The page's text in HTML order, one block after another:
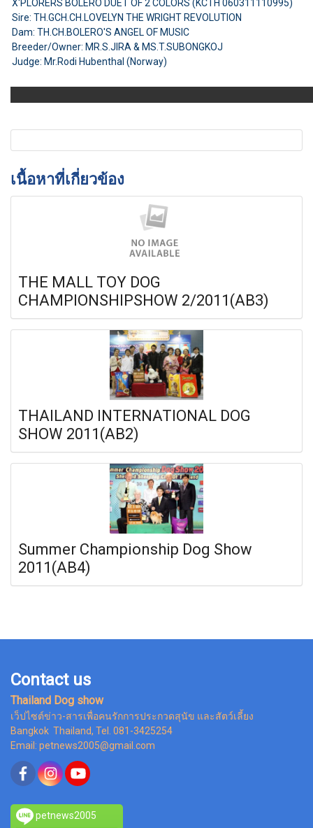
X'PLORERS BOLERO DUET OF 2 COLORS (KCTH 060311110995)
Sire: TH.GCH.CH.LOVELYN THE WRIGHT REVOLUTION
Dam: TH.CH.BOLERO'S ANGEL OF MUSIC
Breeder/Owner: MR.S.JIRA & MS.T.SUBONGKOJ
Judge: Mr.Rodi Hubenthal (Norway)
เนื้อหาที่เกี่ยวข้อง
THE MALL TOY DOG
CHAMPIONSHIPSHOW 2/2011(AB3)
THAILAND INTERNATIONAL DOG
SHOW 2011(AB2)
Summer Championship Dog Show
2011(AB4)
Contact us
Thailand Dog show
เว็ปไซต์ข่าว-สารเพื่อคนรักการประกวดสุนัข และสัตว์เลี้ยง
Bangkok Thailand, Tel. 081-3425254
Email: petnews2005@gmail.com
petnews2005